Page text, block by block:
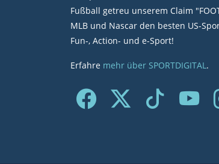
Fußball getreu unserem Claim
MLB und Nascar den besten US-
Fun-, Action- und e-Sport!
Erfahre mehr über SPORTDIGITAL.